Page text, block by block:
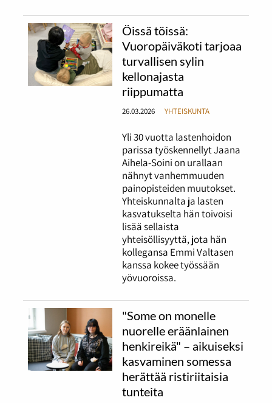
Öissä töissä:
Vuoropäiväkoti tarjoaa
turvallisen sylin
kellonajasta
riippumatta
26.03.2026 YHTEISKUNTA
Yli 30 vuotta lastenhoidon
parissa työskennellyt Jaana
Aihela-Soini on urallaan
nähnyt vanhemmuuden
painopisteiden muutokset.
Yhteiskunnalta ja lasten
kasvatukselta hän toivoisi
lisää sellaista
yhteisöllisyyttä, jota hän
kollegansa Emmi Valtasen
kanssa kokee työssään
yövuoroissa.
"Some on monelle
nuorelle eräänlainen
henkireikä" – aikuiseksi
kasvaminen somessa
herättää ristiriitaisia
tunteita